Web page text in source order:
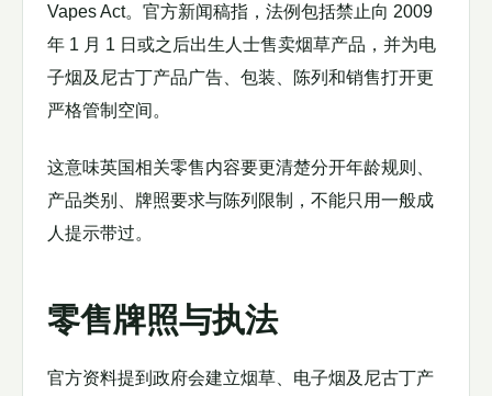
Vapes Act。官方新闻稿指，法例包括禁止向 2009
年 1 月 1 日或之后出生人士售卖烟草产品，并为电
子烟及尼古丁产品广告、包装、陈列和销售打开更
严格管制空间。
这意味英国相关零售内容要更清楚分开年龄规则、
产品类别、牌照要求与陈列限制，不能只用一般成
人提示带过。
零售牌照与执法
官方资料提到政府会建立烟草、电子烟及尼古丁产